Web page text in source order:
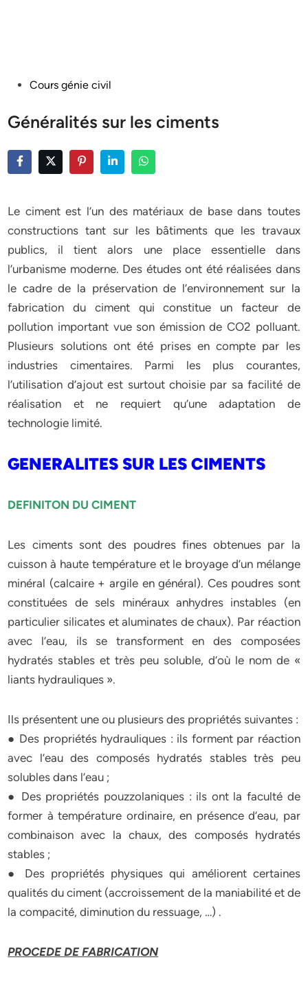
PostedCours génie civil
Généralités sur les ciments
Le ciment est l’un des matériaux de base dans toutes
constructions tant sur les bâtiments que les travaux
publics, il tient alors une place essentielle dans
l’urbanisme moderne. Des études ont été réalisées dans
le cadre de la préservation de l’environnement sur la
fabrication du ciment qui constitue un facteur de
pollution important vue son émission de CO2 polluant.
Plusieurs solutions ont été prises en compte par les
industries cimentaires. Parmi les plus courantes,
l’utilisation d’ajout est surtout choisie par sa facilité de
réalisation et ne requiert qu’une adaptation de
technologie limité.
GENERALITES SUR LES CIMENTS
DEFINITON DU CIMENT
Les ciments sont des poudres fines obtenues par la
cuisson à haute température et le broyage d’un mélange
minéral (calcaire + argile en général). Ces poudres sont
constituées de sels minéraux anhydres instables (en
particulier silicates et aluminates de chaux). Par réaction
avec l’eau, ils se transforment en des composées
hydratés stables et très peu soluble, d’où le nom de «
liants hydrauliques ».
Ils présentent une ou plusieurs des propriétés suivantes :
● Des propriétés hydrauliques : ils forment par réaction
avec l’eau des composés hydratés stables très peu
solubles dans l’eau ;
● Des propriétés pouzzolaniques : ils ont la faculté de
former à température ordinaire, en présence d’eau, par
combinaison avec la chaux, des composés hydratés
stables ;
● Des propriétés physiques qui améliorent certaines
qualités du ciment (accroissement de la maniabilité et de
la compacité, diminution du ressuage, …) .
PROCEDE DE FABRICATION